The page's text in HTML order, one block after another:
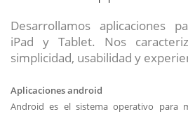
Desarrollamos aplicaciones
iPad y Tablet. Nos
simplicidad, usabilidad y
Aplicaciones android
Android es el sistema operativo para